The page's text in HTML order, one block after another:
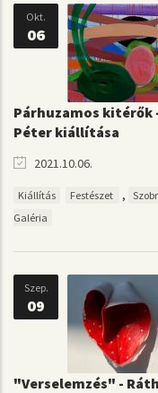
Okt.
06
Párhuzamos kitérők
Péter kiállítása
2021.10.06.
Kiállítás Festészet ,
Galéria
Szep.
09
"Verselemzés" -